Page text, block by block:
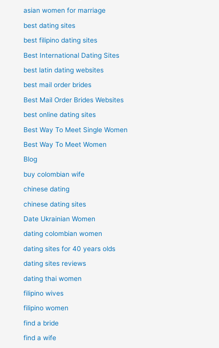
asian women for marriage
best dating sites
best filipino dating sites
Best International Dating Sites
best latin dating websites
best mail order brides
Best Mail Order Brides Websites
best online dating sites
Best Way To Meet Single Women
Best Way To Meet Women
Blog
buy colombian wife
chinese dating
chinese dating sites
Date Ukrainian Women
dating colombian women
dating sites for 40 years olds
dating sites reviews
dating thai women
filipino wives
filipino women
find a bride
find a wife